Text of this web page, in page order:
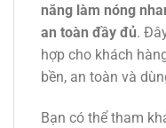
năng làm nóng
an toàn đầy đủ.
hợp cho khách
bền, an toàn và
Bạn có thể tham